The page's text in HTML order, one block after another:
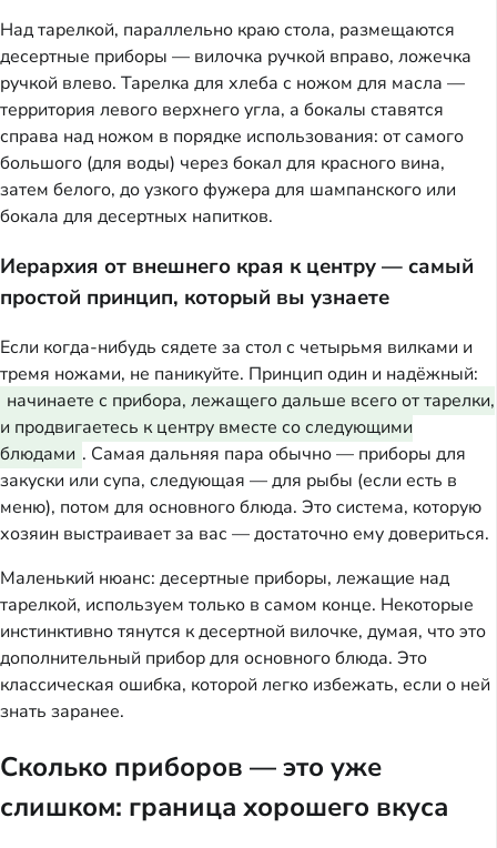
Над тарелкой, параллельно краю стола, размещаются
десертные приборы — вилочка ручкой вправо, ложечка
ручкой влево. Тарелка для хлеба с ножом для масла —
территория левого верхнего угла, а бокалы ставятся
справа над ножом в порядке использования: от самого
большого (для воды) через бокал для красного вина,
затем белого, до узкого фужера для шампанского или
бокала для десертных напитков.
Иерархия от внешнего края к центру — самый
простой принцип, который вы узнаете
Если когда-нибудь сядете за стол с четырьмя вилками и
тремя ножами, не паникуйте. Принцип один и надёжный:
начинаете с прибора, лежащего дальше всего от тарелки,
и продвигаетесь к центру вместе со следующими
блюдами . Самая дальняя пара обычно — приборы для
закуски или супа, следующая — для рыбы (если есть в
меню), потом для основного блюда. Это система, которую
хозяин выстраивает за вас — достаточно ему довериться.
Маленький нюанс: десертные приборы, лежащие над
тарелкой, используем только в самом конце. Некоторые
инстинктивно тянутся к десертной вилочке, думая, что это
дополнительный прибор для основного блюда. Это
классическая ошибка, которой легко избежать, если о ней
знать заранее.
Сколько приборов — это уже
слишком: граница хорошего вкуса